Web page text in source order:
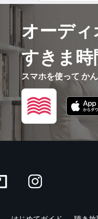
オーデ
すきま
スマホを使って か